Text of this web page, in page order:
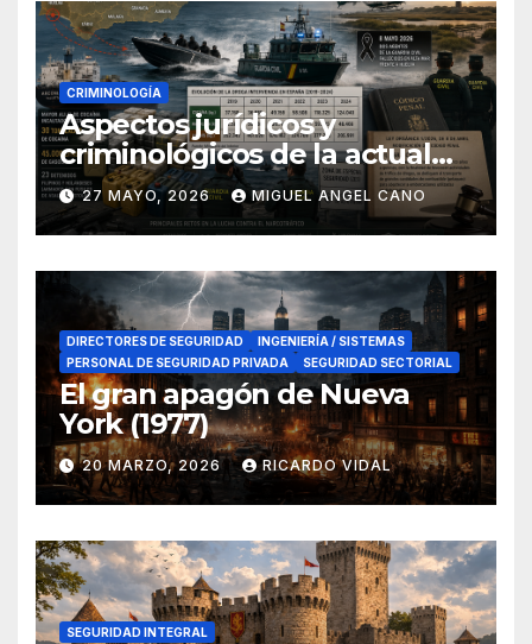
CRIMINOLOGÍA
Aspectos jurídicos y
criminológicos de la actual
lucha contra el narcotráfico
en el sur de España
27 MAYO, 2026 MIGUEL ANGEL CANO
DIRECTORES DE SEGURIDAD
INGENIERÍA / SISTEMAS
PERSONAL DE SEGURIDAD PRIVADA
SEGURIDAD SECTORIAL
El gran apagón de Nueva
York (1977)
20 MARZO, 2026 RICARDO VIDAL
SEGURIDAD INTEGRAL